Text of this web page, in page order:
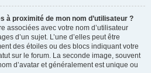
à proximité de mon nom d’utilisateur ?
associées avec votre nom d’utilisateur
d’un sujet. L’une d’elles peut être
des étoiles ou des blocs indiquant votre
sur le forum. La seconde image, souvent
d’avatar et généralement est unique ou